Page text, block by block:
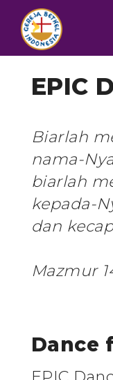
EPIC
Biarlah
nama-
biarlah
kepada-
dan
Mazmur
Dance